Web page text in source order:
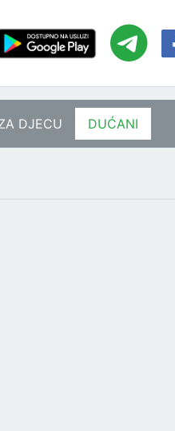
DJECU DUĆANI